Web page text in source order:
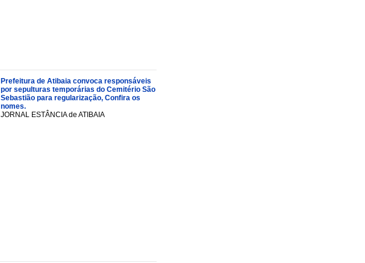
Prefeitura de Atibaia convoca responsáveis
por sepulturas temporárias do Cemitério São
Sebastião para regularização, Confira os
nomes.
JORNAL ESTÂNCIA de ATIBAIA